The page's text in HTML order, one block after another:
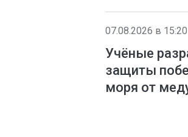
07.08.2026 в 15:20
Учёные
защиты
моря от